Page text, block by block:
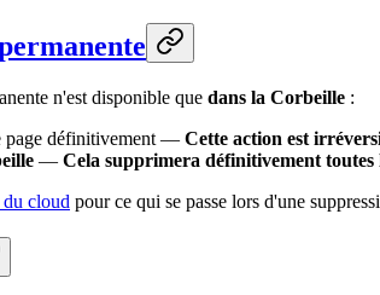
n'est disponible que dans la Corbeille :
page définitivement — Cette action est
— Cela supprimera définitivement toutes
du cloud pour ce qui se passe lors d'une